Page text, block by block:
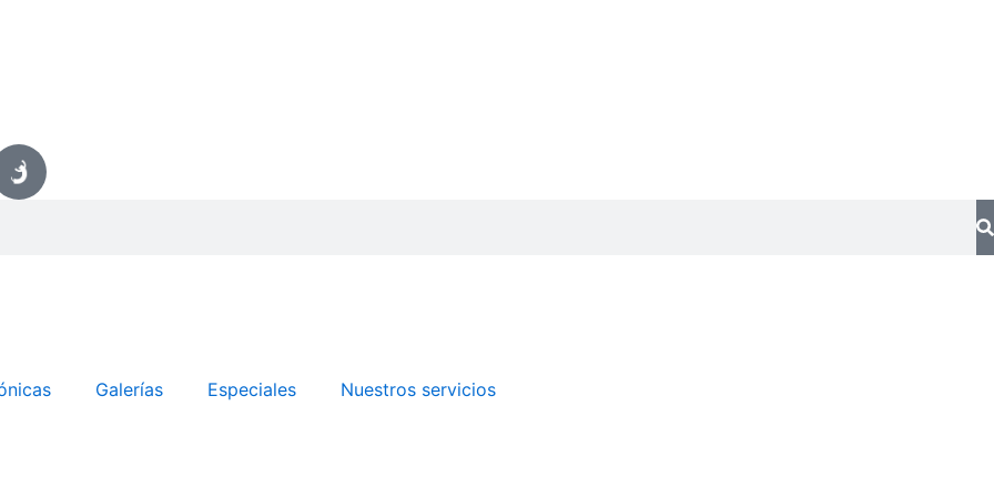
Galerías Especiales Nuestros servicios